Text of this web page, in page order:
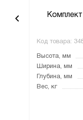
Код товара:
Высота, мм
Ширина, мм
Глубина, мм
Вес, кг